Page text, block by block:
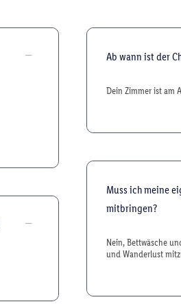
Ab wann ist der
Dein Zimmer ist am
Muss ich meine
mitbringen?
Nein, Bettwäsche
und Wanderlust